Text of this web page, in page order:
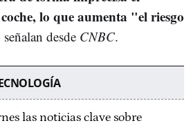
lo que aumenta "el riesgo
desde CNBC.
las noticias clave sobre